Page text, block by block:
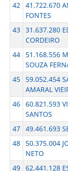
42 41.722.670
FONTES
43 31.637.280
CORDEIRO
44
51.168.556
SOUZA
45
59.052.454
AMARAL
46 60.821.593
SANTOS
47 49.461.693
48
50.375.004
NETO
49 62.441.128